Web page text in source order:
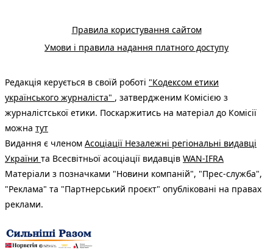
Правила користування сайтом
Умови і правила надання платного доступу
Редакція керується в своїй роботі "Кодексом етики
українського журналіста" , затвердженим Комісією з
журналістської етики. Поскаржитись на матеріал до Комісії
можна тут
Видання є членом Асоціації Незалежні регіональні видавці
України та Всесвітньої асоціації видавців WAN-IFRA
Матеріали з позначками "Новини компаній", "Прес-служба",
"Реклама" та "Партнерський проєкт" опубліковані на правах
реклами.